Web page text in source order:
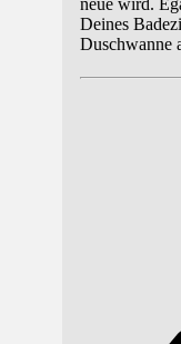
neue wird.
Deines
Duschwanne